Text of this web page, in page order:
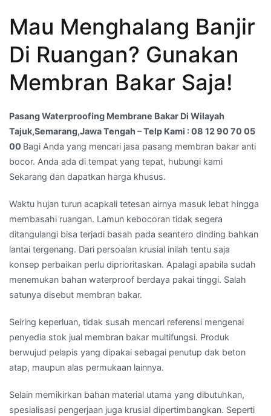
Membrane
Bakar
Di
Wilayah
Tajuk,Semarang,Jawa
–
Telp
Kami
:
08
90
70
05
00
Mau Menghalang Banjir
Di Ruangan? Gunakan
Membran Bakar Saja!
Pasang Waterproofing Membrane Bakar Di Wilayah
Tajuk,Semarang,Jawa Tengah – Telp Kami : 08 12 90 70 05
00 Bagi Anda yang mencari jasa pasang membran bakar anti
bocor. Anda ada di tempat yang tepat, hubungi kami
Sekarang dan dapatkan harga khusus.
Waktu hujan turun acapkali tetesan airnya masuk lebat hingga
membasahi ruangan. Lamun kebocoran tidak segera
ditangulangi bisa terjadi basah pada seantero dinding bahkan
lantai tergenang. Dari persoalan krusial inilah tentu saja
konsep perbaikan perlu diprioritaskan. Apalagi apabila sudah
menemukan bahan waterproof berdaya pakai tinggi. Salah
satunya disebut membran bakar.
Seiring keperluan, tidak susah mencari referensi mengenai
penyedia stok jual membran bakar multifungsi. Produk
berwujud pelapis yang dipakai sebagai penutup dak beton
atap, maupun alas permukaan lainnya.
Selain memikirkan bahan material utama yang dibutuhkan,
spesialisasi pengerjaan juga krusial dipertimbangkan. Seperti